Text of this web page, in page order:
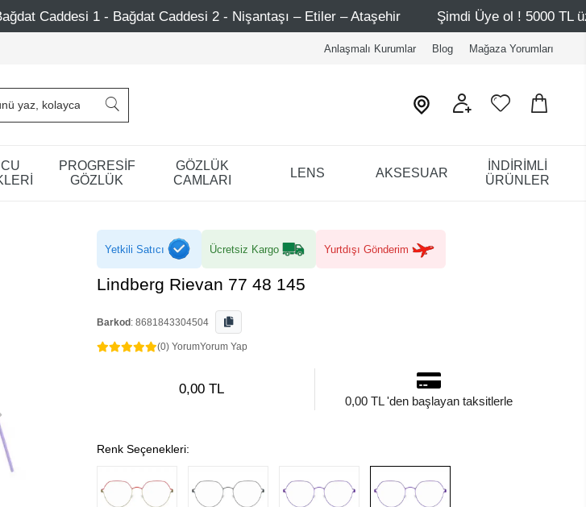
2 - Nişantaşı – Etiler – Ataşehir Şimdi Üye ol ! 5000 TL üzeri ilk alışverişinde 500
Anlaşmalı Kurumlar Blog Mağaza Yorumları
PROGRESİF
GÖZLÜK
GÖZLÜK
CAMLARI
LENS AKSESUAR
İNDİRİMLİ
ÜRÜNLER
Yetkili Satıcı Ücretsiz Kargo Yurtdışı Gönderim
Lindberg Rievan 77 48 145
Barkod : 8681843304504
(0) YorumYorum Yap
0,00 TL
0,00 TL 'den başlayan taksitlerle
Renk Seçenekleri: